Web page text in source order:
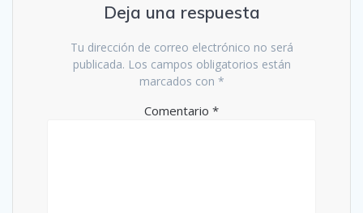
Deja una respuesta
Tu dirección de correo electrónico no será
publicada. Los campos obligatorios están
marcados con *
Comentario *